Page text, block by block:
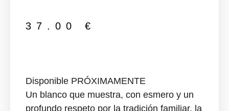
37.00 €
Disponible PRÓXIMAMENTE
Un blanco que muestra, con esmero y un
profundo respeto por la tradición familiar, la